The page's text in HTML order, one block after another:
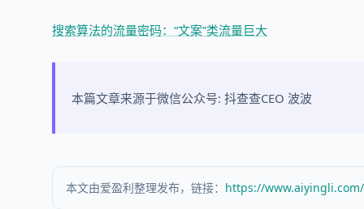
搜索算法的流量密码：“文案”类流量巨大
本篇文章来源于微信公众号: 抖查查CEO 波波
本文由爱盈利整理发布，链接： https://